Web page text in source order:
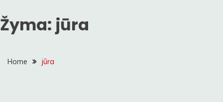
Žyma: jūra
Home jūra